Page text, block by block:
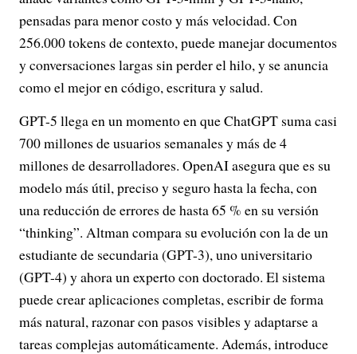
pensadas para menor costo y más velocidad. Con
256.000 tokens de contexto, puede manejar documentos
y conversaciones largas sin perder el hilo, y se anuncia
como el mejor en código, escritura y salud.
GPT-5 llega en un momento en que ChatGPT suma casi
700 millones de usuarios semanales y más de 4
millones de desarrolladores. OpenAI asegura que es su
modelo más útil, preciso y seguro hasta la fecha, con
una reducción de errores de hasta 65 % en su versión
“thinking”. Altman compara su evolución con la de un
estudiante de secundaria (GPT-3), uno universitario
(GPT-4) y ahora un experto con doctorado. El sistema
puede crear aplicaciones completas, escribir de forma
más natural, razonar con pasos visibles y adaptarse a
tareas complejas automáticamente. Además, introduce